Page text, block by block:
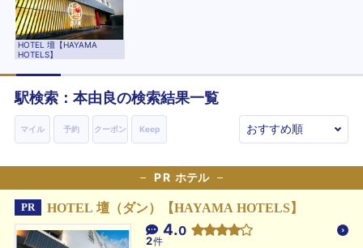
HOTEL 壇【HAYAMA
HOTELS】
駅検索： 本由良の検索結果一覧
マイル 予約 クーポン Keep
PR ホテル
PR HOTEL 壇（ダン）【HAYAMA HOTELS】
4.0
2件